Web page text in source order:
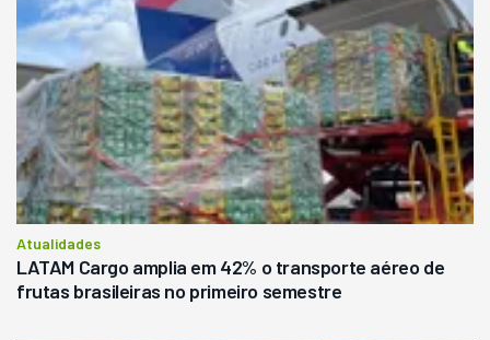
Atualidades
LATAM Cargo amplia em 42% o transporte aéreo de
frutas brasileiras no primeiro semestre